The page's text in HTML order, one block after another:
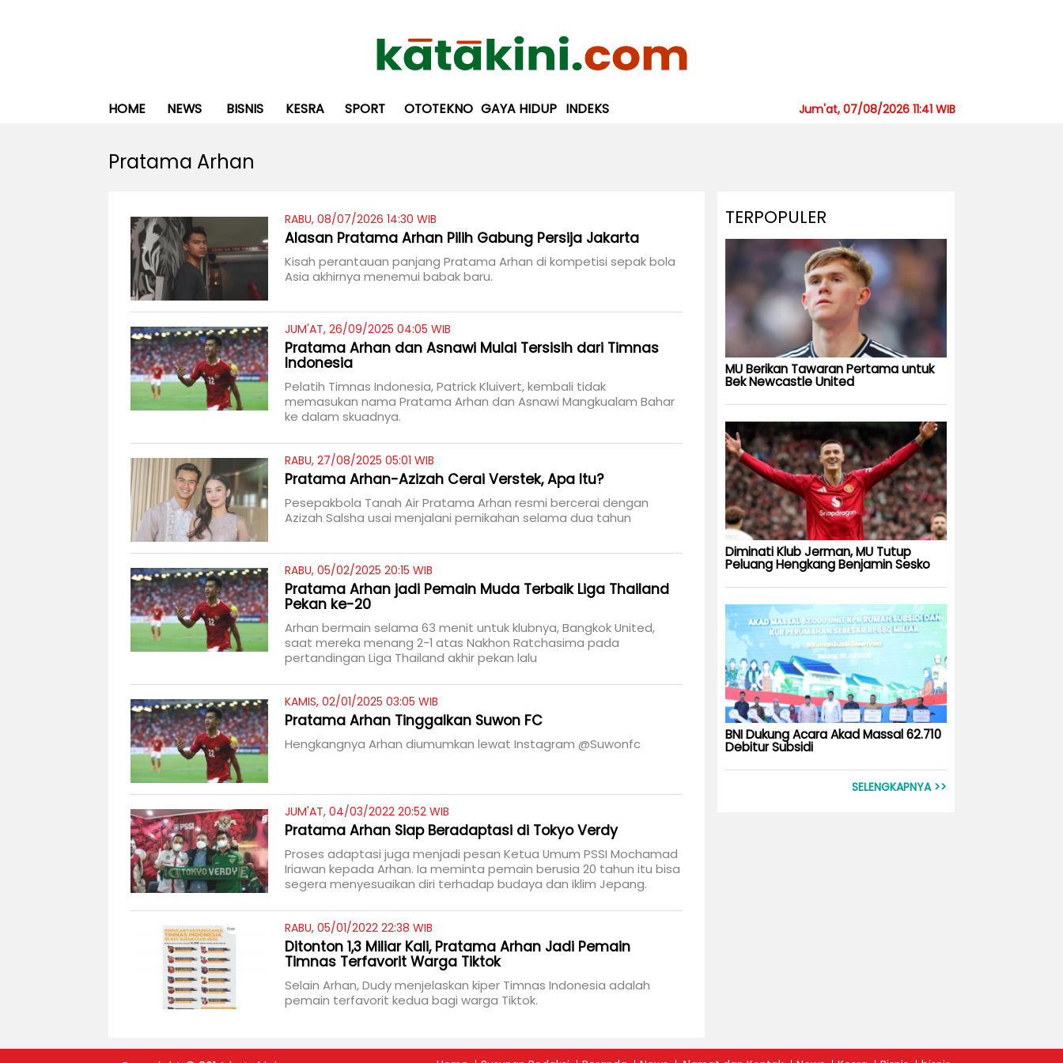
HOME NEWS BISNIS KESRA SPORT OTOTEKNO GAYA HIDUP INDEKS Jum'at, 07/08/2026 11:41 WIB
Pratama Arhan
RABU, 08/07/2026 14:30 WIB
Alasan Pratama Arhan Pilih Gabung Persija Jakarta
Kisah perantauan panjang Pratama Arhan di kompetisi sepak bola
Asia akhirnya menemui babak baru.
JUM'AT, 26/09/2025 04:05 WIB
Pratama Arhan dan Asnawi Mulai Tersisih dari Timnas
Indonesia
Pelatih Timnas Indonesia, Patrick Kluivert, kembali tidak
memasukan nama Pratama Arhan dan Asnawi Mangkualam Bahar
ke dalam skuadnya.
RABU, 27/08/2025 05:01 WIB
Pratama Arhan-Azizah Cerai Verstek, Apa Itu?
Pesepakbola Tanah Air Pratama Arhan resmi bercerai dengan
Azizah Salsha usai menjalani pernikahan selama dua tahun
RABU, 05/02/2025 20:15 WIB
Pratama Arhan jadi Pemain Muda Terbaik Liga Thailand
Pekan ke-20
Arhan bermain selama 63 menit untuk klubnya, Bangkok United,
saat mereka menang 2-1 atas Nakhon Ratchasima pada
pertandingan Liga Thailand akhir pekan lalu
KAMIS, 02/01/2025 03:05 WIB
Pratama Arhan Tinggalkan Suwon FC
Hengkangnya Arhan diumumkan lewat Instagram @Suwonfc
JUM'AT, 04/03/2022 20:52 WIB
Pratama Arhan Siap Beradaptasi di Tokyo Verdy
Proses adaptasi juga menjadi pesan Ketua Umum PSSI Mochamad
Iriawan kepada Arhan. Ia meminta pemain berusia 20 tahun itu bisa
segera menyesuaikan diri terhadap budaya dan iklim Jepang.
RABU, 05/01/2022 22:38 WIB
Ditonton 1,3 Miliar Kali, Pratama Arhan Jadi Pemain
Timnas Terfavorit Warga Tiktok
Selain Arhan, Dudy menjelaskan kiper Timnas Indonesia adalah
pemain terfavorit kedua bagi warga Tiktok.
TERPOPULER
MU Berikan Tawaran Pertama untuk
Bek Newcastle United
Diminati Klub Jerman, MU Tutup
Peluang Hengkang Benjamin Sesko
BNI Dukung Acara Akad Massal 62.710
Debitur Subsidi
SELENGKAPNYA >>